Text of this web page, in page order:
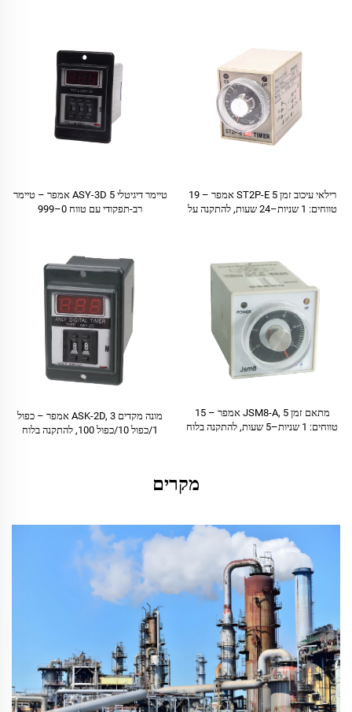
רילאי עיכוב זמן ST2P-E 5 אמפר – 19
טווחים: 1 שניות–24 שעות, להתקנה על
טיימר דיגיטלי ASY-3D 5 אמפר – טיימר
רב-תפקודי עם טווח 0–999
מתאם זמן JSM8-A, 5 אמפר – 15
טווחים: 1 שניות–5 שעות, להתקנה בלוח
מונה מקדים ASK-2D, 3 אמפר – כפול
1/כפול 10/כפול 100, להתקנה בלוח
מקרים
תהליך ערבוב תעשייתי אוטומטי
בקרת תאורה חסכנית ברחובות